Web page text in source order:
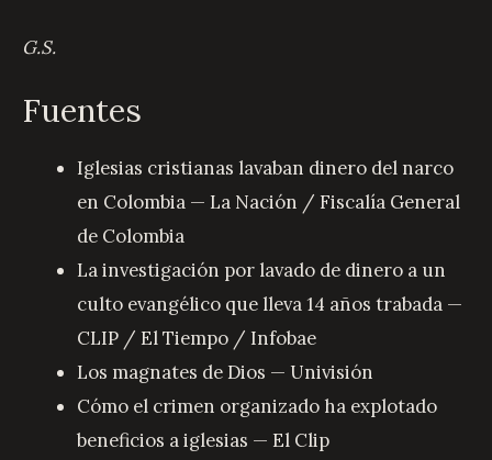
G.S.
Fuentes
Iglesias cristianas lavaban dinero del narco
en Colombia — La Nación / Fiscalía General
de Colombia
La investigación por lavado de dinero a un
culto evangélico que lleva 14 años trabada —
CLIP / El Tiempo / Infobae
Los magnates de Dios — Univisión
Cómo el crimen organizado ha explotado
beneficios a iglesias — El Clip